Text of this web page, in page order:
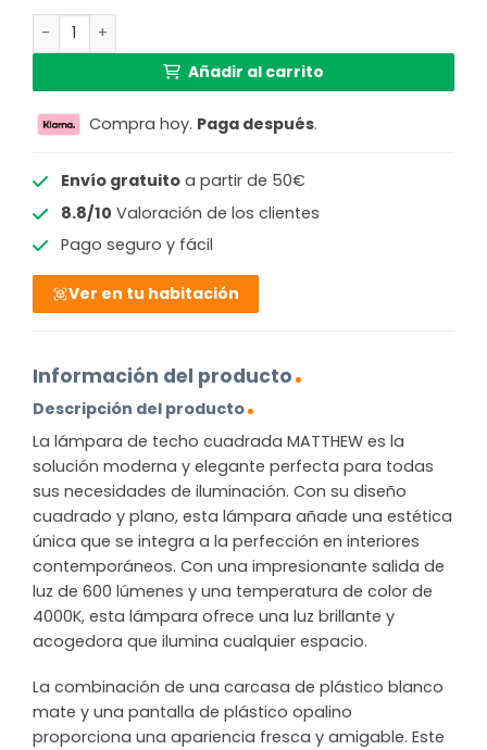
Lámpara de techo cuadrada moderna con diseño
Añadir al carrito
Compra hoy. Paga después.
Envío gratuitoa partir de 50€
8.8/10 Valoración de los clientes
Pago seguro y fácil
Ver en tu habitación
Información del producto
Descripción del producto
La lámpara de techo cuadrada MATTHEW es la
solución moderna y elegante perfecta para todas
sus necesidades de iluminación. Con su diseño
cuadrado y plano, esta lámpara añade una estética
única que se integra a la perfección en interiores
contemporáneos. Con una impresionante salida de
luz de 600 lúmenes y una temperatura de color de
4000K, esta lámpara ofrece una luz brillante y
acogedora que ilumina cualquier espacio.
La combinación de una carcasa de plástico blanco
mate y una pantalla de plástico opalino
proporciona una apariencia fresca y amigable. Este